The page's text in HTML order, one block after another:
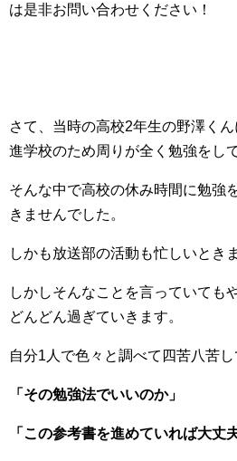
は是非お問い合わせください！
さて、当時の高校2年生の野澤く
進学校のため周りが全く勉強をし
そんな中で高校の休み時間に勉強
きませんでした。
しかも放送部の活動も忙しいときま
しかしそんなことを言っていても
どんどん過ぎていきます。
自分1人で色々と調べて四苦八苦し
「その勉強法でいいのか」
「この参考書を進めていれば大丈